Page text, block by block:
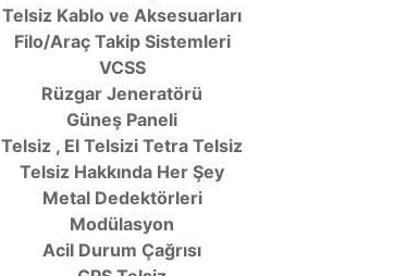
Telsiz Kablo ve Aksesuarları
Filo/Araç Takip Sistemleri
VCSS
Rüzgar Jeneratörü
Güneş Paneli
Telsiz , El Telsizi Tetra Telsiz
Telsiz Hakkında Her Şey
Metal Dedektörleri
Modülasyon
Acil Durum Çağrısı